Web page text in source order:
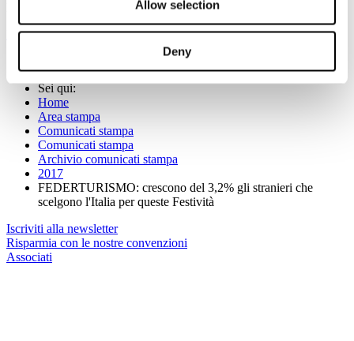
Allow selection
Deny
Per maggiori informazioni:b.ongaro@federturismo.it
Iscriviti alla mailing dei nostri comunicati stampa
Sei qui:
Home
Area stampa
Comunicati stampa
Comunicati stampa
Archivio comunicati stampa
2017
FEDERTURISMO: crescono del 3,2% gli stranieri che
scelgono l'Italia per queste Festività
Iscriviti alla newsletter
Risparmia con le nostre convenzioni
Associati